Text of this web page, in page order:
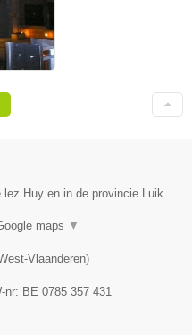
Huy en in de provincie Luik.
maps ▼
Vlaanderen)
nr: BE 0785 357 431